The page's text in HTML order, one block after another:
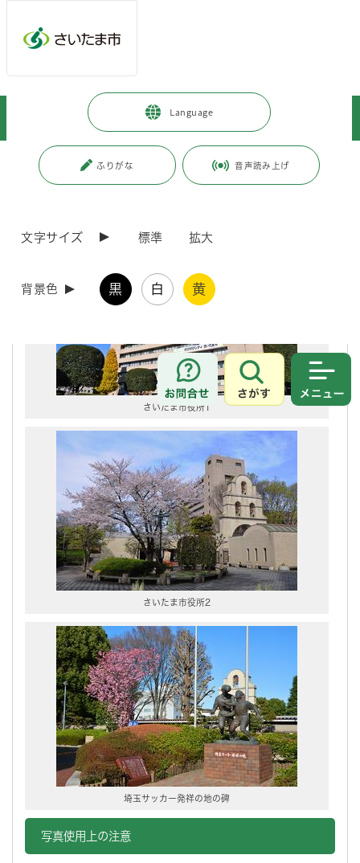
Language
ふりがな 音声読み上げ
文字サイズ 標準 拡大
背景色 黒 白 黄
お問合せ
さがす
市政情報 広報・報道 > 映像ライブラリ
更新日付：2019年3月28日 / ページ番号：C063543
さいたま市役所1
さいたま市役所2
埼玉サッカー発祥の地の碑
写真使用上の注意